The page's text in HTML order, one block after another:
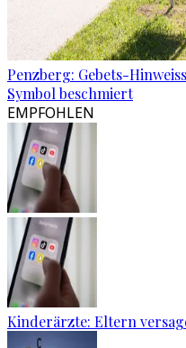
Penzberg: Gebets-
Symbol beschmiert
EMPFOHLEN
Kinderärzte: Eltern